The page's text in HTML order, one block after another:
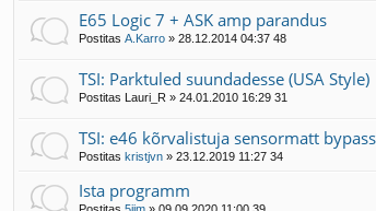
E65 Logic 7 + ASK amp parandus
Postitas A.Karro » 28.12.2014 04:37 48
TSI: Parktuled suundadesse (USA Style)
Postitas Lauri_R » 24.01.2010 16:29 31
TSI: e46 kõrvalistuja sensormatt
Postitas kristjvn » 23.12.2019 11:27 34
Ista programm